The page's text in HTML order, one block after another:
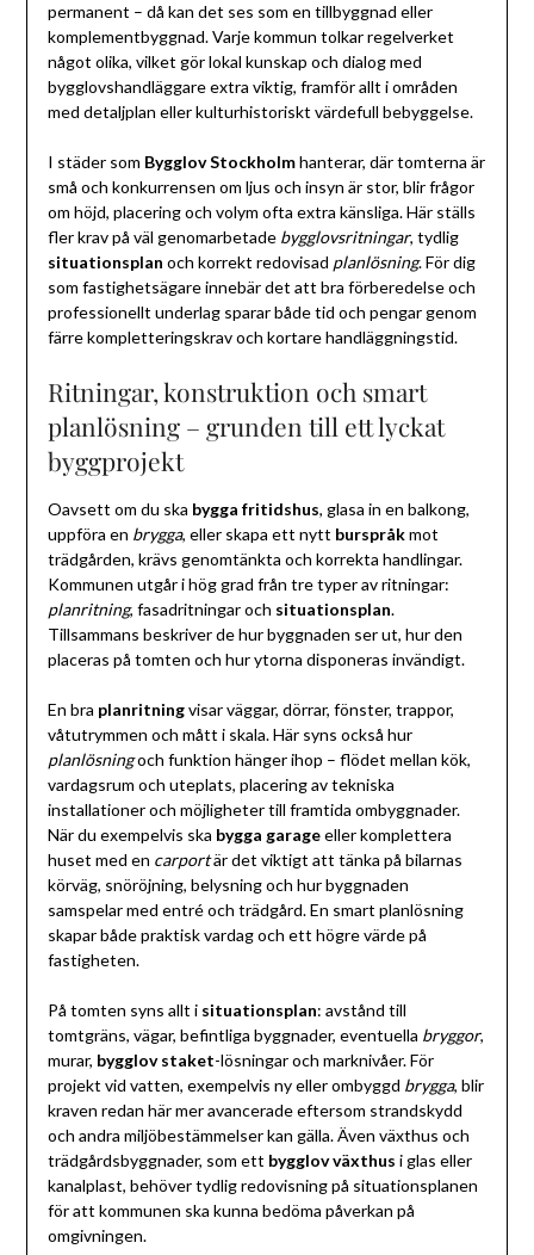
permanent – då kan det ses som en tillbyggnad eller
komplementbyggnad. Varje kommun tolkar regelverket
något olika, vilket gör lokal kunskap och dialog med
bygglovshandläggare extra viktig, framför allt i områden
med detaljplan eller kulturhistoriskt värdefull bebyggelse.
I städer som Bygglov Stockholmhanterar, där tomterna är
små och konkurrensen om ljus och insyn är stor, blir frågor
om höjd, placering och volym ofta extra känsliga. Här ställs
fler krav på väl genomarbetade bygglovsritningar, tydlig
situationsplan och korrekt redovisad planlösning. För dig
som fastighetsägare innebär det att bra förberedelse och
professionellt underlag sparar både tid och pengar genom
färre kompletteringskrav och kortare handläggningstid.
Ritningar, konstruktion och smart
planlösning – grunden till ett lyckat
byggprojekt
Oavsett om du ska bygga fritidshus, glasa in en balkong,
uppföra en brygga, eller skapa ett nytt burspråkmot
trädgården, krävs genomtänkta och korrekta handlingar.
Kommunen utgår i hög grad från tre typer av ritningar:
planritning, fasadritningar och situationsplan.
Tillsammans beskriver de hur byggnaden ser ut, hur den
placeras på tomten och hur ytorna disponeras invändigt.
En bra planritningvisar väggar, dörrar, fönster, trappor,
våtutrymmen och mått i skala. Här syns också hur
planlösningoch funktion hänger ihop – flödet mellan kök,
vardagsrum och uteplats, placering av tekniska
installationer och möjligheter till framtida ombyggnader.
När du exempelvis ska bygga garageeller komplettera
huset med en carportär det viktigt att tänka på bilarnas
körväg, snöröjning, belysning och hur byggnaden
samspelar med entré och trädgård. En smart planlösning
skapar både praktisk vardag och ett högre värde på
fastigheten.
På tomten syns allt i situationsplan: avstånd till
tomtgräns, vägar, befintliga byggnader, eventuella bryggor,
murar, bygglov staket-lösningar och marknivåer. För
projekt vid vatten, exempelvis ny eller ombyggd brygga, blir
kraven redan här mer avancerade eftersom strandskydd
och andra miljöbestämmelser kan gälla. Även växthus och
trädgårdsbyggnader, som ett bygglov växthus i glas eller
kanalplast, behöver tydlig redovisning på situationsplanen
för att kommunen ska kunna bedöma påverkan på
omgivningen.